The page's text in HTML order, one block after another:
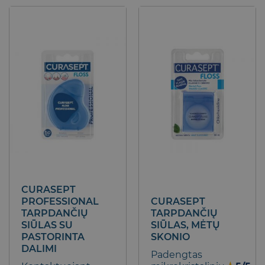
CURASEPT
PROFESSIONAL
TARPDANČIŲ
SIŪLAS SU
PASTORINTA
DALIMI
CURASEPT
TARPDANČIŲ
SIŪLAS, MĖTŲ
SKONIO
Padengtas